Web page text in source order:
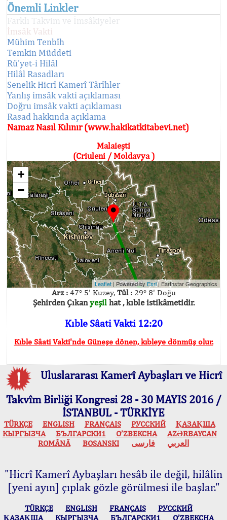
Önemli Linkler
Farklı Takvim ve İmsâkiyeler
İmsâk Vakti
Mühim Tenbîh
Temkin Müddeti
Rü'yet-i Hilâl
Hilâl Rasadları
Senelik Hicrî Kamerî Târîhler
Yanlış imsâk vakti açıklaması
Doğru imsâk vakti açıklaması
Rasad hakkında açıklama
Namaz Nasıl Kılınır (www.hakikatkitabevi.net)
Malaieşti
(Criuleni / Moldavya )
+
−
Leaflet | Powered by Esri|Earthstar Geographics
Arz :47° 5' Kuzey, Tûl :29° 8' Doğu
Şehirden Çıkanyeşilhat , kıble istikâmetidir.
Kıble Sâati Vakti 12:20
Kıble Sâati Vakti'nde Güneşe dönen, kıbleye dönmüş olur.
Uluslararası Kamerî Aybaşları ve Hicrî
Takvîm Birliği Kongresi 28 - 30 MAYIS 2016 /
İSTANBUL - TÜRKİYE
TÜRKÇE ENGLISH FRANÇAIS РУССКИЙ
ҚАЗАҚША
КЫPГЫЗЧA
БЪЛГАРСКИ1 O’ZBEKCHA
AZӘRBAYCAN
ROMÂNĂ
BOSANSKI العربي فارسی
"Hicrî Kamerî Aybaşları hesâb ile değil, hilâlin
[yeni ayın] çıplak gözle görülmesi ile başlar."
TÜRKÇE ENGLISH FRANÇAIS
РУССКИЙ
ҚАЗАҚША
КЫPГЫЗЧA БЪЛГАРСКИ1 O’ZBEKCHA